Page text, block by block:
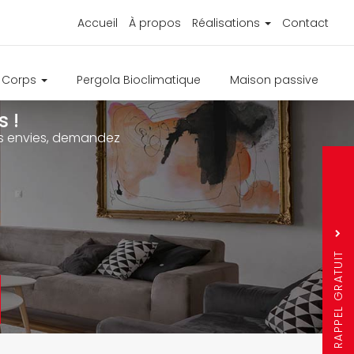
Accueil À propos Réalisations Contact
Pergola Bioclimatique Maison passive
!
envies, demandez
RAPPEL GRATUIT
Sujet
Nom
*
*
Question
3 + 4 =